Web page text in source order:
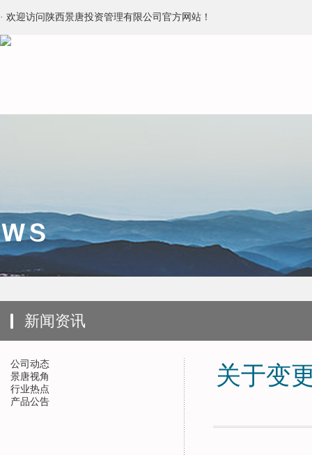
· 欢迎访问陕西景唐投资管理有限公司官方网站！
新闻资讯
公司动态
景唐视角
行业热点
产品公告
关于变